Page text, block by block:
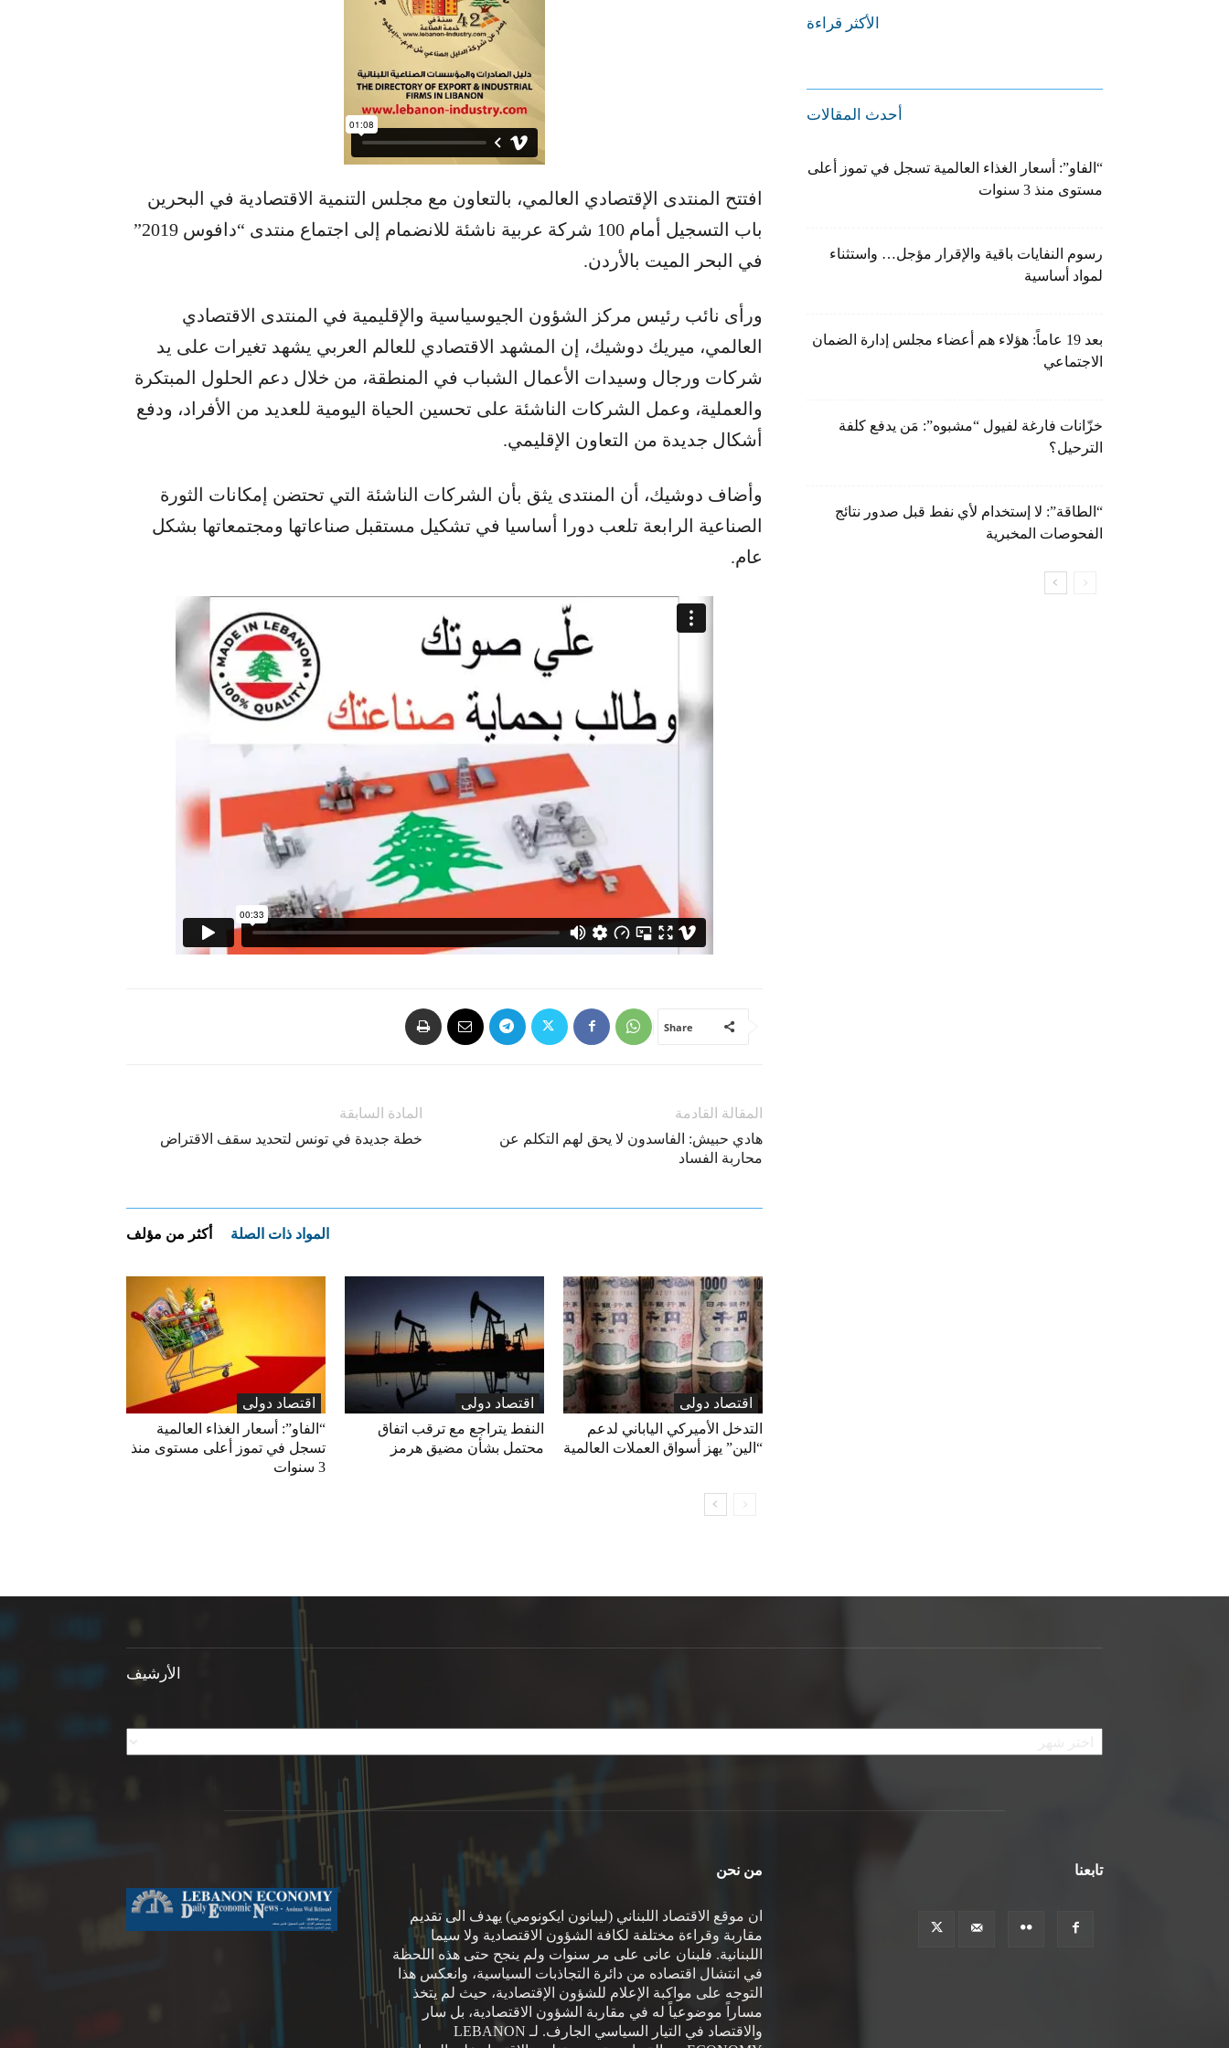
افتتح المنتدى الإقتصادي العالمي، بالتعاون مع مجلس التنمية الاقتصادية في البحرين
باب التسجيل أمام 100 شركة عربية ناشئة للانضمام إلى اجتماع منتدى “دافوس 2019”
في البحر الميت بالأردن.
ورأى نائب رئيس مركز الشؤون الجيوسياسية والإقليمية في المنتدى الاقتصادي
العالمي، ميريك دوشيك، إن المشهد الاقتصادي للعالم العربي يشهد تغيرات على يد
شركات ورجال وسيدات الأعمال الشباب في المنطقة، من خلال دعم الحلول المبتكرة
والعملية، وعمل الشركات الناشئة على تحسين الحياة اليومية للعديد من الأفراد، ودفع
أشكال جديدة من التعاون الإقليمي.
وأضاف دوشيك، أن المنتدى يثق بأن الشركات الناشئة التي تحتضن إمكانات الثورة
الصناعية الرابعة تلعب دورا أساسيا في تشكيل مستقبل صناعاتها ومجتمعاتها بشكل
عام.
Share
المادة السابقة
خطة جديدة في تونس لتحديد سقف الاقتراض
المقالة القادمة
هادي حبيش: الفاسدون لا يحق لهم التكلم عن
محاربة الفساد
المواد ذات الصلة أكثر من مؤلف
اقتصاد دولی
“الفاو”: أسعار الغذاء العالمية
تسجل في تموز أعلى مستوى منذ
3 سنوات
اقتصاد دولی
النفط يتراجع مع ترقب اتفاق
محتمل بشأن مضيق هرمز
اقتصاد دولی
التدخل الأميركي الياباني لدعم
“الين” يهز أسواق العملات العالمية
الأكثر قراءة
أحدث المقالات
“الفاو”: أسعار الغذاء العالمية تسجل في تموز أعلى
مستوى منذ 3 سنوات
رسوم النفايات باقية والإقرار مؤجل… واستثناء
لمواد أساسية
بعد 19 عاماً: هؤلاء هم أعضاء مجلس إدارة الضمان
الاجتماعي
خزّانات فارغة لفيول “مشبوه”: مَن يدفع كلفة
الترحيل؟
“الطاقة”: لا إستخدام لأي نفط قبل صدور نتائج
الفحوصات المخبرية
الأرشيف
الأرشيف
من نحن
ان موقع الاقتصاد اللبناني (ليبانون ايكونومي) يهدف الى تقديم
مقاربة وقراءة مختلفة لكافة الشؤون الاقتصادية ولا سيما
اللبنانية. فلبنان عانى على مر سنوات ولم ينجح حتى هذه اللحظة
في انتشال اقتصاده من دائرة التجاذبات السياسية، وانعكس هذا
التوجه على مواكبة الإعلام للشؤون الإقتصادية، حيث لم يتخذ
مساراً موضوعياً له في مقاربة الشؤون الاقتصادية، بل سار
والاقتصاد في التيار السياسي الجارف. لـ LEBANON
تابعنا